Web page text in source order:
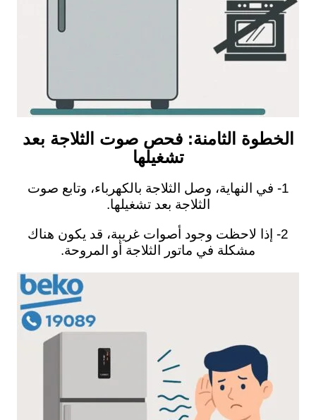
الخطوة الثامنة: فحص صوت الثلاجة بعد
تشغيلها
1- في النهاية، وصل الثلاجة بالكهرباء، وتابع صوت
الثلاجة بعد تشغيلها.
2- إذا لاحظت وجود أصوات غريبة، قد يكون هناك
مشكلة في ماتور الثلاجة أو المروحة.